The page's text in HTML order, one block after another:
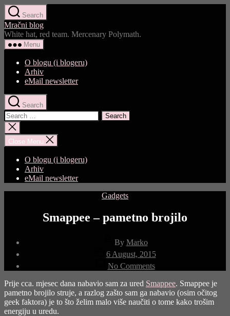
Skip
to
the
content
Search
Mračni blog
White hat, red team. Mercenary Polymath.
Menu
O blogu (i blogeru)
Arhiv
eMail newsletter
Search
Search
for:
Close
search
Close Menu
O blogu (i blogeru)
Arhiv
eMail newsletter
Categories
Gadgets
Smappee – pametno brojilo
Post
author
By Marko
Post
date
6 August, 2015
No Commentson
Smappee
–
pametno
brojilo
Prije cca. mjesec dana nabavio sam za ured Smappee. Smappee je
pametno brojilo struje, a razlog zašto sam ga nabavio (osim očitog
geek faktora) je to što želim malo više naučiti o tome kako trošim
energiju u uredu.